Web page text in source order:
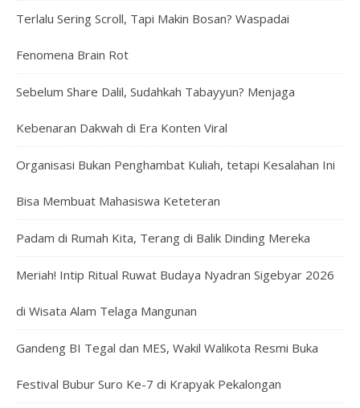
Terlalu Sering Scroll, Tapi Makin Bosan? Waspadai
Fenomena Brain Rot
Sebelum Share Dalil, Sudahkah Tabayyun? Menjaga
Kebenaran Dakwah di Era Konten Viral
Organisasi Bukan Penghambat Kuliah, tetapi Kesalahan Ini
Bisa Membuat Mahasiswa Keteteran
Padam di Rumah Kita, Terang di Balik Dinding Mereka
Meriah! Intip Ritual Ruwat Budaya Nyadran Sigebyar 2026
di Wisata Alam Telaga Mangunan
Gandeng BI Tegal dan MES, Wakil Walikota Resmi Buka
Festival Bubur Suro Ke-7 di Krapyak Pekalongan